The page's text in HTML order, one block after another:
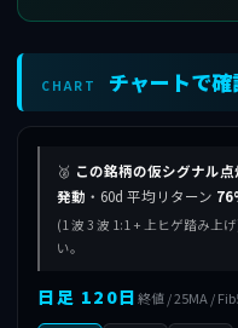
CHART チャートで確
🥈 この銘柄の仮シグナル点
発動 ・60d 平均リターン
(1 波 3 波 1:1 + 上ヒゲ踏み上
い。
日足 120日終値 / 25MA /